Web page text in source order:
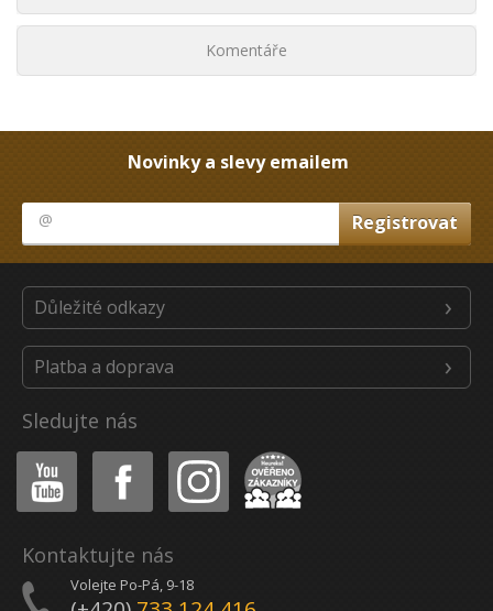
Komentáře
Novinky a slevy emailem
Důležité odkazy
Platba a doprava
Sledujte nás
Youtube Facebook Instagram Heureka
Kontaktujte nás
Volejte Po-Pá, 9-18